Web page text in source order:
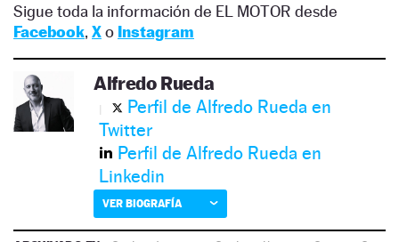
Sigue toda la información de EL MOTOR desde
Facebook, Xo Instagram
Alfredo Rueda
Perfil de Alfredo Rueda en
Twitter
Perfil de Alfredo Rueda en
Linkedin
VER BIOGRAFÍA